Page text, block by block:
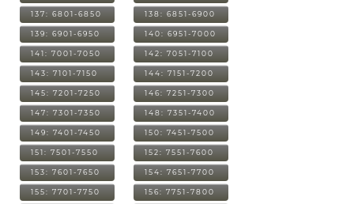
137: 6801-6850 138: 6851-6900
139: 6901-6950 140: 6951-7000
141: 7001-7050 142: 7051-7100
143: 7101-7150 144: 7151-7200
145: 7201-7250 146: 7251-7300
147: 7301-7350 148: 7351-7400
149: 7401-7450 150: 7451-7500
151: 7501-7550 152: 7551-7600
153: 7601-7650 154: 7651-7700
155: 7701-7750 156: 7751-7800